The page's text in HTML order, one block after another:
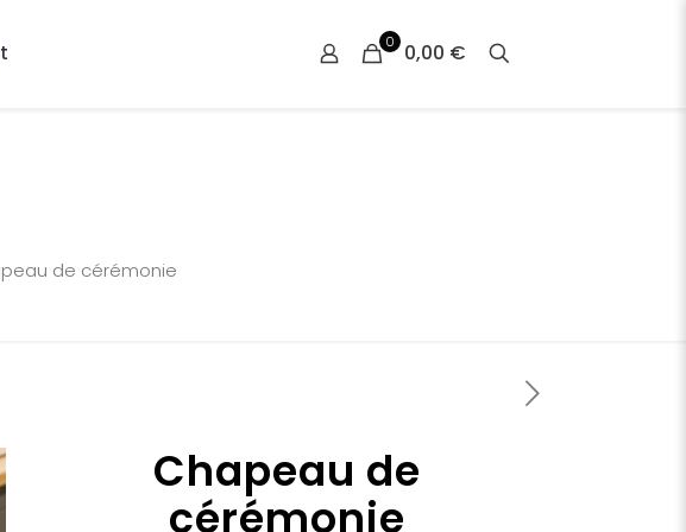
0 0,00 €
de cérémonie
Chapeau de
cérémonie